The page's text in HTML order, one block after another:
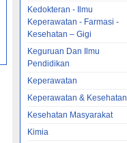
Kedokteran - Ilmu
Keperawatan - Farmasi -
Kesehatan – Gigi
Keguruan Dan Ilmu
Pendidikan
Keperawatan
Keperawatan & Kesehatan
Kesehatan Masyarakat
Kimia